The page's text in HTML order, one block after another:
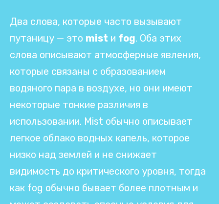
Два слова, которые часто вызывают
путаницу — это mist и fog. Оба этих
слова описывают атмосферные явления,
которые связаны с образованием
водяного пара в воздухе, но они имеют
некоторые тонкие различия в
использовании. Mist обычно описывает
легкое облако водных капель, которое
низко над землей и не снижает
видимость до критического уровня, тогда
как fog обычно бывает более плотным и